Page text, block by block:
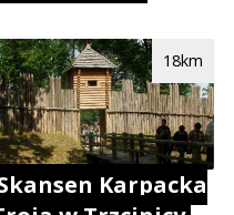
Karpacka
18km